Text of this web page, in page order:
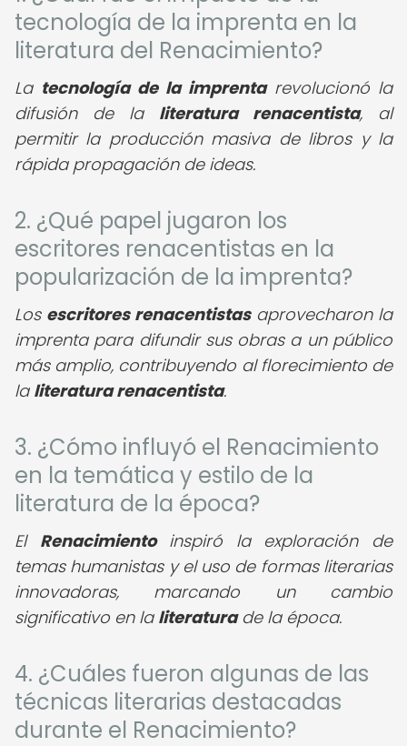
tecnología de la imprenta en la
literatura del Renacimiento?
La tecnología de la imprentarevolucionó la
difusión de la literatura renacentista, al
permitir la producción masiva de libros y la
rápida propagación de ideas.
2. ¿Qué papel jugaron los
escritores renacentistas en la
popularización de la imprenta?
Los escritores renacentistasaprovecharon la
imprenta para difundir sus obras a un público
más amplio, contribuyendo al florecimiento de
la literatura renacentista.
3. ¿Cómo influyó el Renacimiento
en la temática y estilo de la
literatura de la época?
El Renacimientoinspiró la exploración de
temas humanistas y el uso de formas literarias
innovadoras, marcando un cambio
significativo en la literaturade la época.
4. ¿Cuáles fueron algunas de las
técnicas literarias destacadas
durante el Renacimiento?